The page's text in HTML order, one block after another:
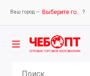
Ваш город — Выберите город ?
Ваш город — Выберите город